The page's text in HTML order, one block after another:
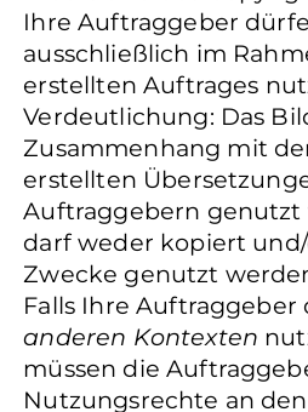
Ihre Auftraggeber
ausschließlich im
erstellten Auftrages
Verdeutlichung: Das
Zusammenhang mit
erstellten
Auftraggebern genutzt
darf weder kopiert
Zwecke genutzt
Falls Ihre Auftraggeber
anderen Kontexten
müssen die
Nutzungsrechte an